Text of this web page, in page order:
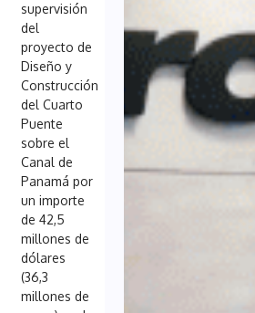
supervisión
del
proyecto de
Diseño y
Construcción
del Cuarto
Puente
sobre el
Canal de
Panamá por
un importe
de 42,5
millones de
dólares
(36,3
millones de